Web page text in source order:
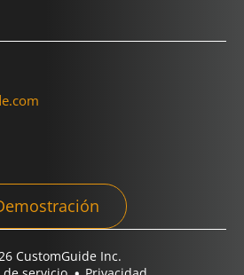
CustomGuide Inc.